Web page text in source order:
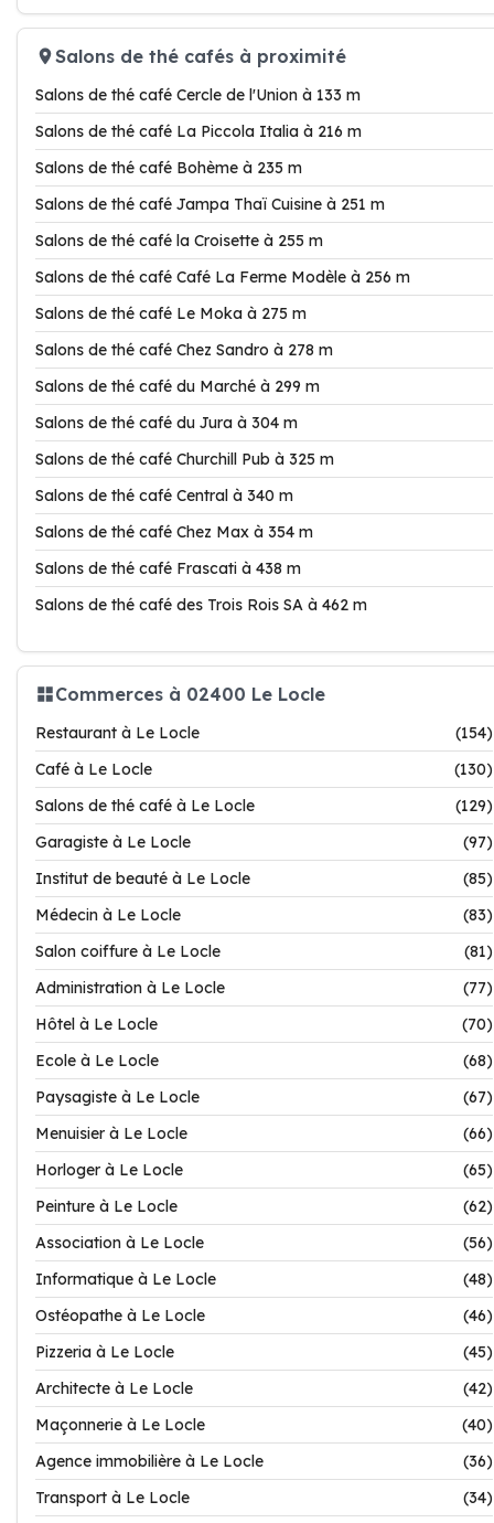
Salons de thé cafés à proximité
Salons de thé café Cercle de l'Union à 133 m
Salons de thé café La Piccola Italia à 216 m
Salons de thé café Bohème à 235 m
Salons de thé café Jampa Thaï Cuisine à 251 m
Salons de thé café la Croisette à 255 m
Salons de thé café Café La Ferme Modèle à 256 m
Salons de thé café Le Moka à 275 m
Salons de thé café Chez Sandro à 278 m
Salons de thé café du Marché à 299 m
Salons de thé café du Jura à 304 m
Salons de thé café Churchill Pub à 325 m
Salons de thé café Central à 340 m
Salons de thé café Chez Max à 354 m
Salons de thé café Frascati à 438 m
Salons de thé café des Trois Rois SA à 462 m
Commerces à 02400 Le Locle
Restaurant à Le Locle
(154)
Café à Le Locle
(130)
Salons de thé café à Le Locle
(129)
Garagiste à Le Locle
(97)
Institut de beauté à Le Locle
(85)
Médecin à Le Locle
(83)
Salon coiffure à Le Locle
(81)
Administration à Le Locle
(77)
Hôtel à Le Locle
(70)
Ecole à Le Locle
(68)
Paysagiste à Le Locle
(67)
Menuisier à Le Locle
(66)
Horloger à Le Locle
(65)
Peinture à Le Locle
(62)
Association à Le Locle
(56)
Informatique à Le Locle
(48)
Ostéopathe à Le Locle
(46)
Pizzeria à Le Locle
(45)
Architecte à Le Locle
(42)
Maçonnerie à Le Locle
(40)
Agence immobilière à Le Locle
(36)
Transport à Le Locle
(34)